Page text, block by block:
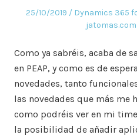
Posted
25/10/2019
Posted
Dynamics 365
jatomas.com
Como ya sabréis, acaba de
en PEAP, y como es de
novedades, tanto
las novedades que más me
como podréis ver en mi
la posibilidad de añadir